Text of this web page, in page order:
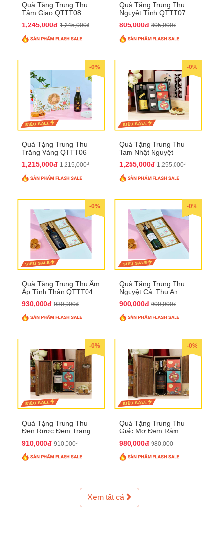
Quà Tặng Trung Thu
Tâm Giao QTTT08
1,245,000đ 1,245,000₫
Quà Tặng Trung Thu
Nguyệt Tình QTTT07
805,000đ 805,000₫
-0%
Quà Tặng Trung Thu
Trăng Vàng QTTT06
1,215,000đ 1,215,000₫
-0%
Quà Tặng Trung Thu
Tam Nhật Nguyệt
1,255,000đ 1,255,000₫
-0%
Quà Tặng Trung Thu Ấm
Áp Tình Thân QTTT04
930,000đ 930,000₫
-0%
Quà Tặng Trung Thu
Nguyệt Cát Thu An
900,000đ 900,000₫
-0%
Quà Tặng Trung Thu
Đèn Rước Đêm Trăng
910,000đ 910,000₫
-0%
Quà Tặng Trung Thu
Giấc Mơ Đêm Rằm
980,000đ 980,000₫
Xem tất cả